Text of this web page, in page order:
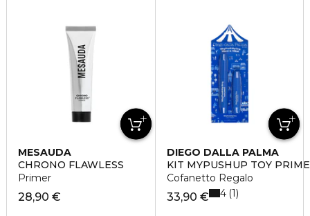
MESAUDA
CHRONO FLAWLESS
Primer
28,90 €
DIEGO DALLA PALMA
KIT MYPUSHUP TOY
Cofanetto Regalo
33,90 € 4 1